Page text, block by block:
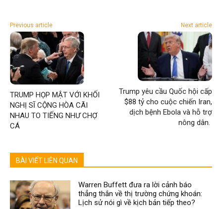
Previous article
TRUMP HỌP MẬT VỚI KHỐI
NGHỊ SĨ CỘNG HÒA CÃI
NHAU TO TIẾNG NHƯ CHỢ
CÁ
Next article
Trump yêu cầu Quốc hội cấp
$88 tỷ cho cuộc chiến Iran,
dịch bệnh Ebola và hỗ trợ
nông dân.
BÀI VIẾT LIÊN QUAN
Warren Buffett đưa ra lời cảnh báo
thẳng thắn về thị trường chứng khoán:
Lịch sử nói gì về kịch bản tiếp theo?